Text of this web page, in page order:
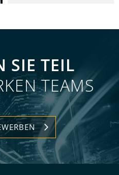
SIE TEIL
TEAMS